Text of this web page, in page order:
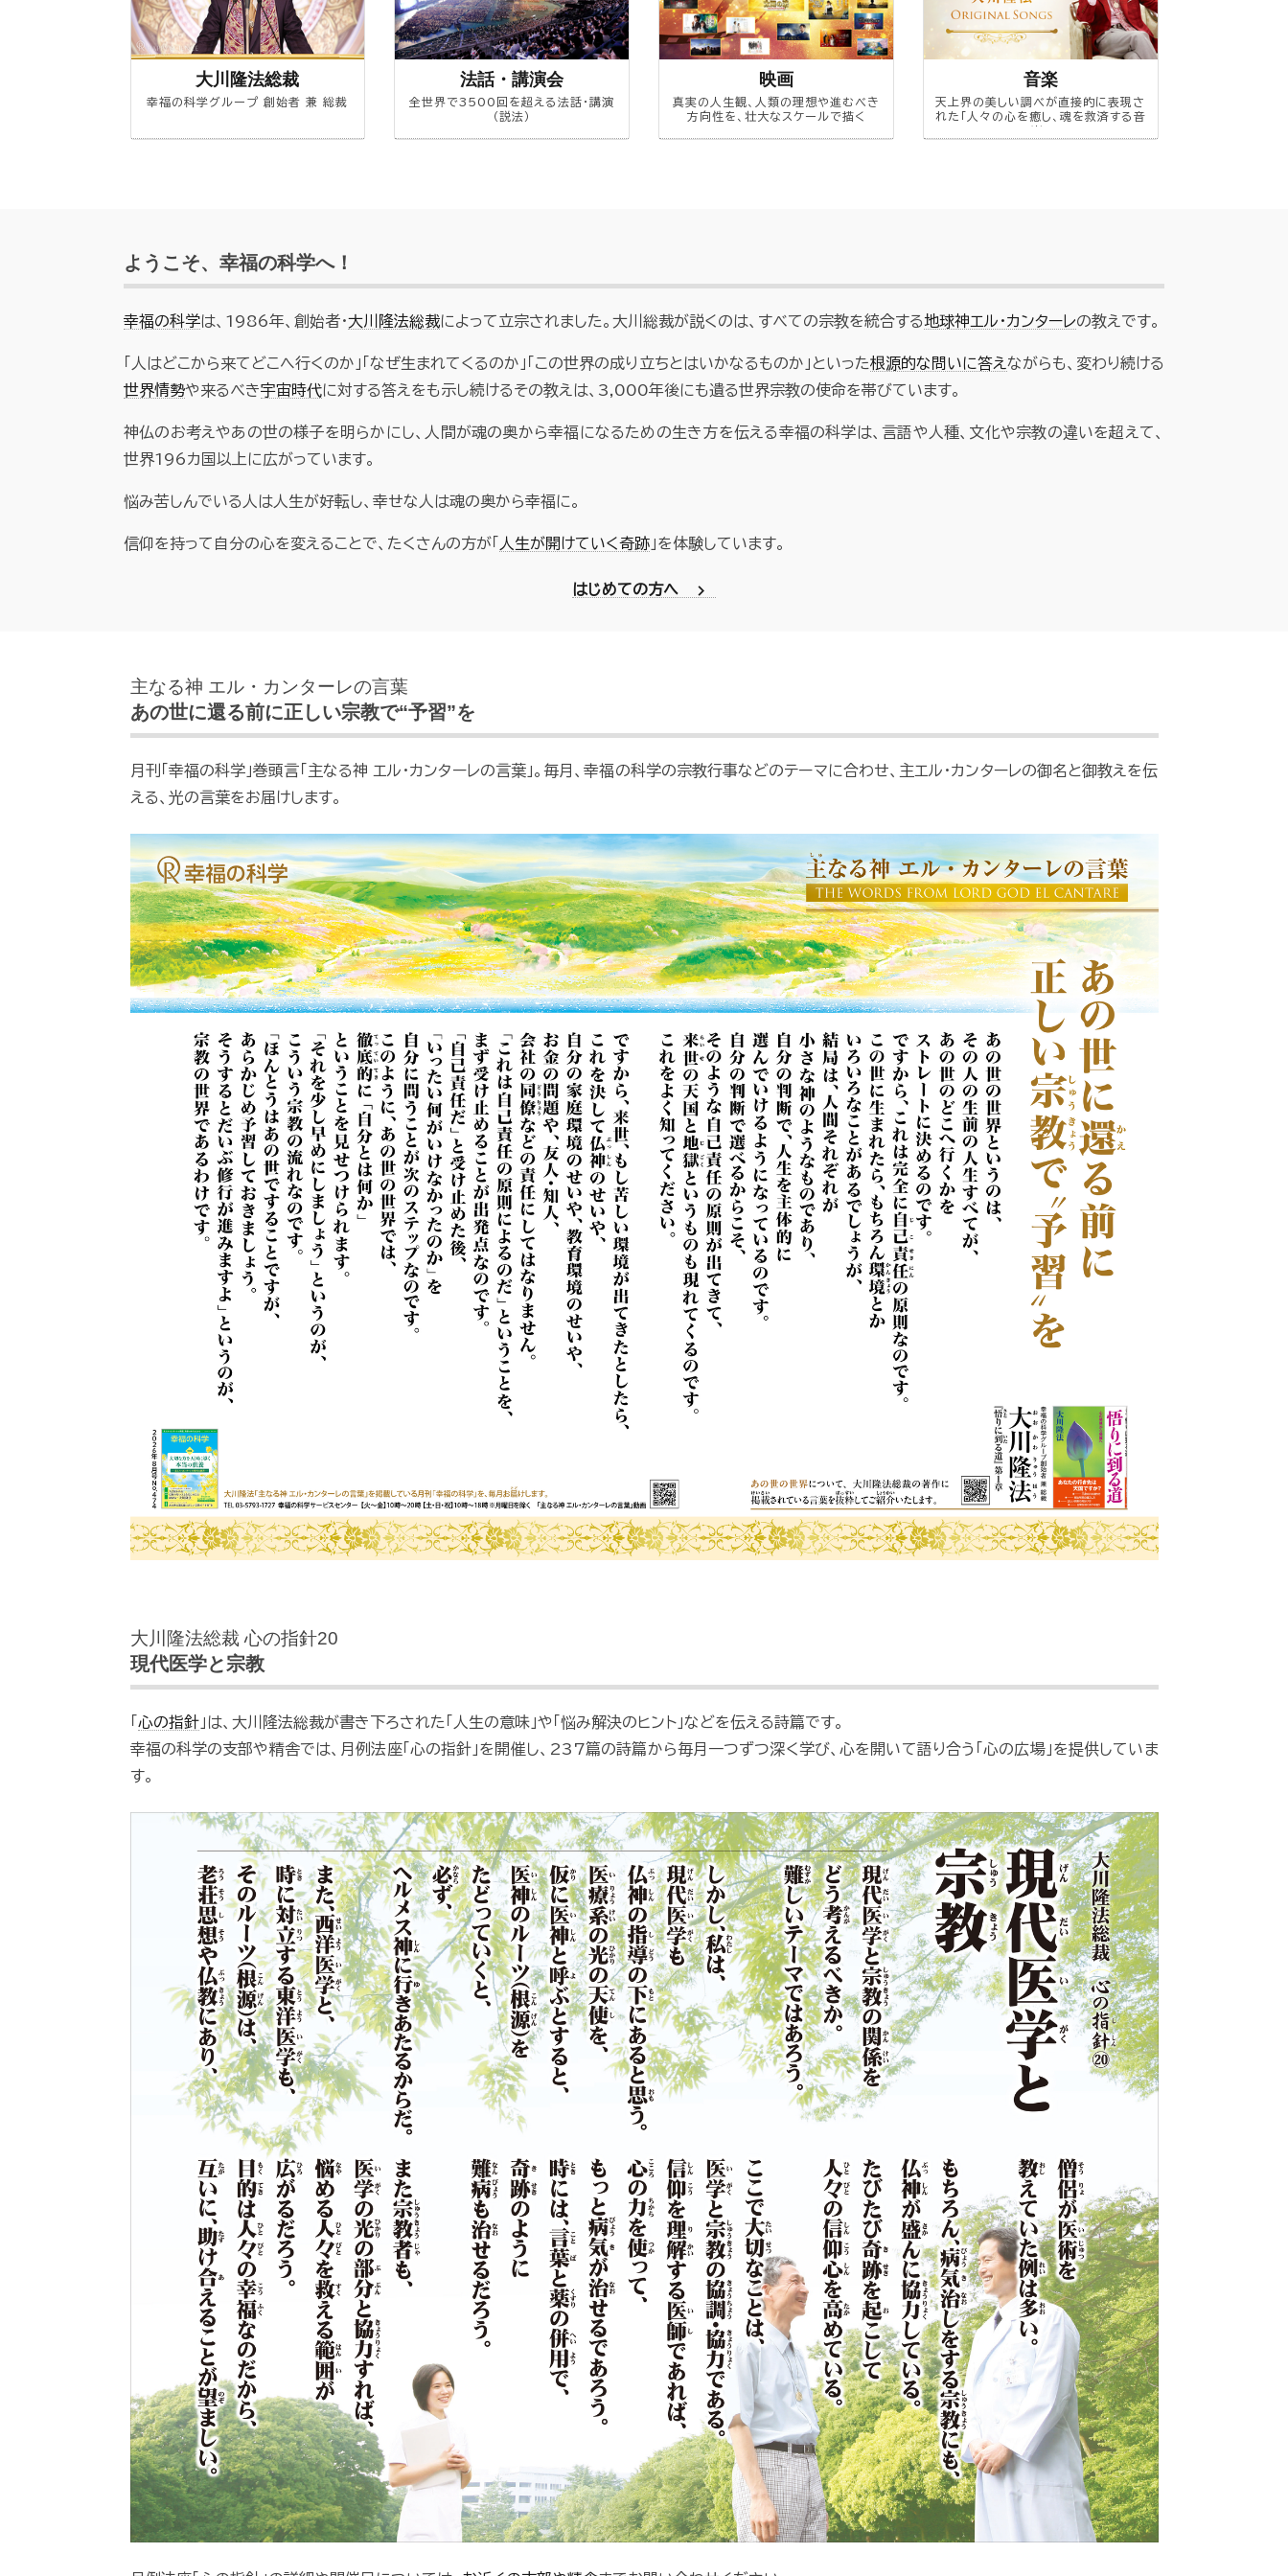
大川隆法総裁
幸福の科学グループ 創始者 兼 総裁
法話・講演会
全世界で3500回を超える法話・講演
（説法）
映画
真実の人生観、人類の理想や進むべき
方向性を、壮大なスケールで描く
音楽
天上界の美しい調べが直接的に表現さ
れた「人々の心を癒し、魂を救済する音
楽」
ようこそ、幸福の科学へ！
幸福の科学は、1986年、創始者・大川隆法総裁によって立宗されました。大川総裁が説くのは、すべての宗教を統合する地球神エル・カンターレの教えです。
「人はどこから来てどこへ行くのか」「なぜ生まれてくるのか」「この世界の成り立ちとはいかなるものか」といった根源的な問いに答え ながらも、変わり続ける
世界情勢や来るべき宇宙時代に対する答えをも示し続けるその教えは、3,000年後にも遺る世界宗教の使命を帯びています。
神仏のお考えやあの世の様子を明らかにし、人間が魂の奥から幸福になるための生き方を伝える幸福の科学は、言語や人種、文化や宗教の違いを超えて、
世界196カ国以上に広がっています。
悩み苦しんでいる人は人生が好転し、幸せな人は魂の奥から幸福に。
信仰を持って自分の心を変えることで、たくさんの方が「 人生が開けていく奇跡」を体験しています。
はじめての方へ chevron_right
主なる神 エル・カンターレの言葉
あの世に還る前に正しい宗教で“予習”を
月刊「幸福の科学」巻頭言「主なる神 エル・カンターレの言葉」。毎月、幸福の科学の宗教行事などのテーマに合わせ、主エル・カンターレの御名と御教えを伝
える、光の言葉をお届けします。
大川隆法総裁 心の指針20
現代医学と宗教
「 心の指針」は、大川隆法総裁が書き下ろされた「人生の意味」や「悩み解決のヒント」などを伝える詩篇です。
幸福の科学の支部や精舎では、月例法座「心の指針」を開催し、237篇の詩篇から毎月一つずつ深く学び、心を開いて語り合う「心の広場」を提供していま
す。